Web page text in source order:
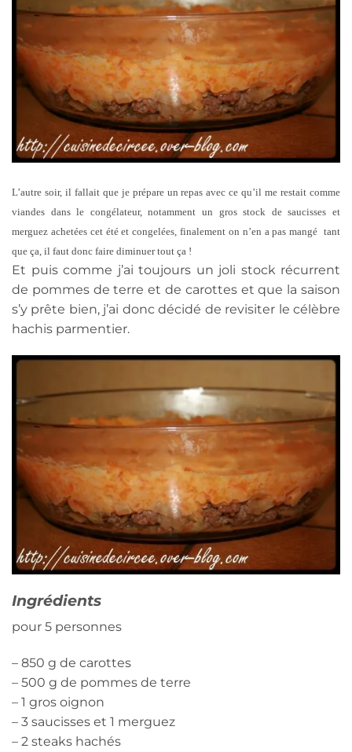
L’autre soir, il fallait que je prépare un repas avec ce qu’il me restait comme
viandes dans le congélateur, notamment un gros stock de saucisses et
merguez achetées cet été et congelées, finalement on n’en a pas mangé tant
que ça, il faut donc faire diminuer tout ça !
Et puis comme j’ai toujours un joli stock récurrent
de pommes de terre et de carottes et que la saison
s’y prête bien, j’ai donc décidé de revisiter le célèbre
hachis parmentier.
Ingrédients
pour 5 personnes
– 850 g de carottes
– 500 g de pommes de terre
– 1 gros oignon
– 3 saucisses et 1 merguez
– 2 steaks hachés